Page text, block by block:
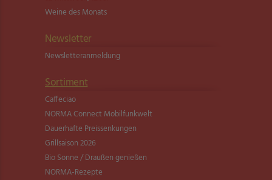
Weine des Monats
Newsletter
Newsletter­anmeldung
Sortiment
Caffeciao
NORMA Connect Mobilfunkwelt
Dauerhafte Preissenkungen
Grillsaison 2026
Bio Sonne / Draußen genießen
NORMA-Rezepte